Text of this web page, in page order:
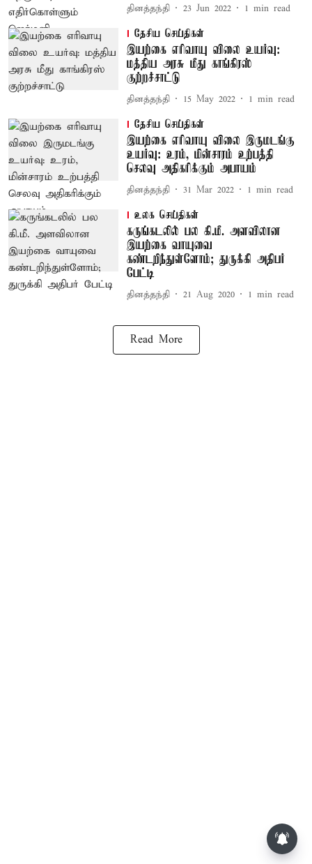
தினத்தந்தி 23 Jun 2022 1 min read
தேசிய செய்திகள்
இயற்கை எரிவாயு விலை உயர்வு:
மத்திய அரசு மீது காங்கிரஸ்
குற்றச்சாட்டு
தினத்தந்தி 15 May 2022 1 min read
தேசிய செய்திகள்
இயற்கை எரிவாயு விலை இருமடங்கு
உயர்வு: உரம், மின்சாரம் உற்பத்தி
செலவு அதிகரிக்கும் அபாயம்
தினத்தந்தி 31 Mar 2022 1 min read
உலக செய்திகள்
கருங்கடலில் பல கி.மீ. அளவிலான
இயற்கை வாயுவை
கண்டறிந்துள்ளோம்; துருக்கி அதிபர்
பேட்டி
தினத்தந்தி 21 Aug 2020 1 min read
Read More